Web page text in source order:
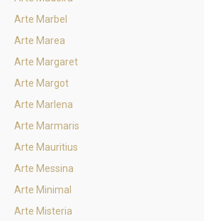
Arte Marbel
Arte Marea
Arte Margaret
Arte Margot
Arte Marlena
Arte Marmaris
Arte Mauritius
Arte Messina
Arte Minimal
Arte Misteria